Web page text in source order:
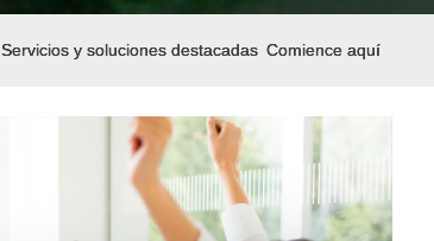
Servicios y soluciones destacadas Comience aquí